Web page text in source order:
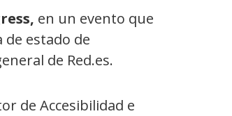
en un evento que
de estado de
de Red.es.
de Accesibilidad e